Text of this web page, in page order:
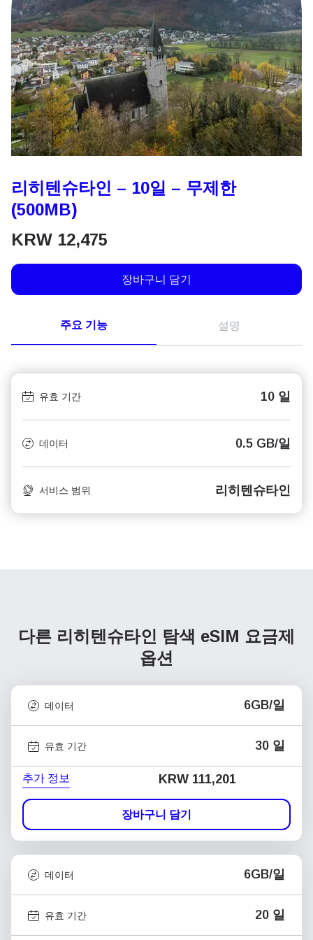
리히텐슈타인 – 10일 – 무제한
(500MB)
KRW 12,475
장바구니 담기
주요 기능 설명
유효 기간 10 일
데이터 0.5 GB/일
서비스 범위 리히텐슈타인
다른 리히텐슈타인 탐색 eSIM 요금제
옵션
데이터 6GB/일
유효 기간 30 일
추가 정보 KRW 111,201
장바구니 담기
데이터 6GB/일
유효 기간 20 일